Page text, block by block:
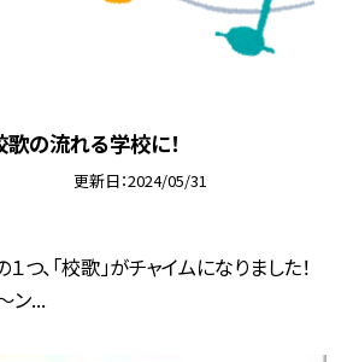
歌の流れる学校に！
更新日 2024/05/31
、「校歌」がチャイムになりました！
ン...